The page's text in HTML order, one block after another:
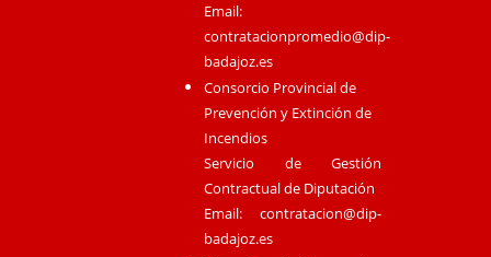
Email:
contratacionpromedio@dip-
badajoz.es
Consorcio Provincial de
Prevención y Extinción de
Incendios
Servicio de Gestión
Contractual de Diputación
Email:contratacion@dip-
badajoz.es